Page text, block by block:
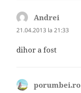
Andrei
21.04.2013 la 21:33
dihor a fost
porumbei.ro